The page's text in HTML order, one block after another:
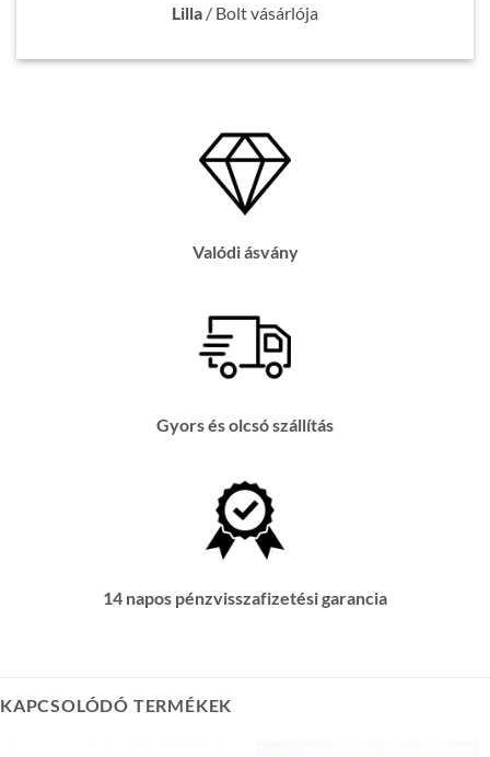
Lilla / Bolt vásárlója
Valódi ásvány
Gyors és olcsó szállítás
14 napos pénzvisszafizetési garancia
KAPCSOLÓDÓ TERMÉKEK